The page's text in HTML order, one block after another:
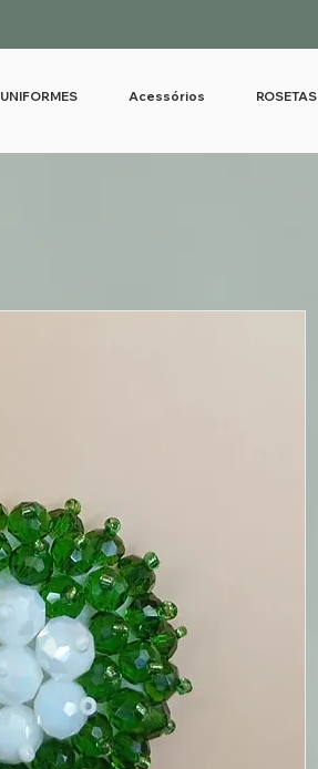
UNIFORMES Acessórios ROSETAS